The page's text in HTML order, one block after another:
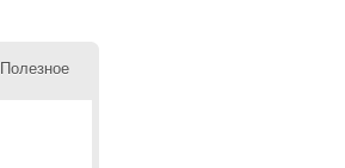
Полезное